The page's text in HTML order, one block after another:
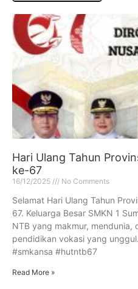
Hari Ulang Tahun
ke-67
16/12/2025 No Comments
Selamat Hari Ulang Tahun
67. Keluarga Besar SMKN 1
NTB yang makmur, mendunia,
pendidikan vokasi yang
#smkansa #hutntb67
Read More »